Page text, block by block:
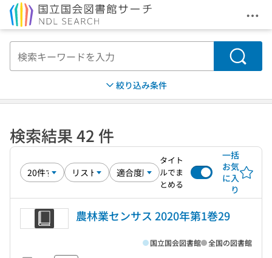
メ
検索
絞り込み条件
検索結果 42 件
タイト
ルでま
とめる
一括
お気
に入
り
農林業センサス 2020年第1巻29
国立国会図書館 全国の図書館